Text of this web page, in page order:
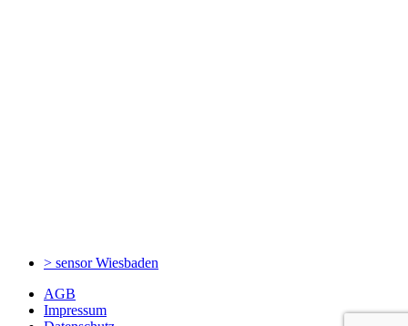
> sensorWiesbaden
AGB
Impressum